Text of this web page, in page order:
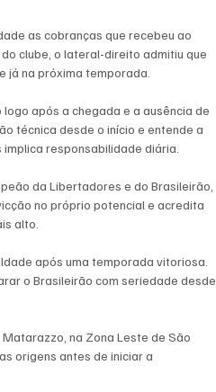
as cobranças que recebeu ao
clube, o lateral-direito admitiu que
já na próxima temporada.
após a chegada e a ausência de
técnica desde o início e entende a
responsabilidade diária.
da Libertadores e do Brasileirão,
no próprio potencial e acredita
alto.
após uma temporada vitoriosa.
o Brasileirão com seriedade desde
na Zona Leste de São
origens antes de iniciar a